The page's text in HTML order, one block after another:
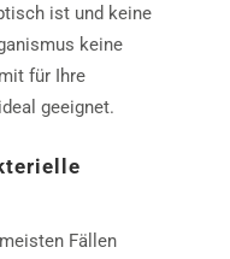
ist und keine
keine
für Ihre
geeignet.
Fällen